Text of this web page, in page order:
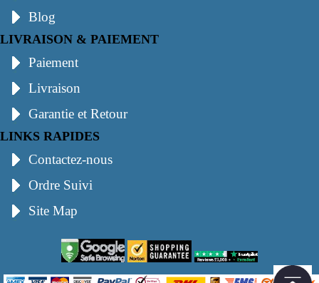
Blog
LIVRAISON & PAIEMENT
Paiement
Livraison
Garantie et Retour
LINKS RAPIDES
Contactez-nous
Ordre Suivi
Site Map